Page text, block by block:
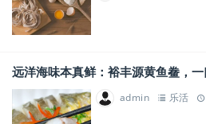
远洋海味本真鲜：裕丰源黄鱼鲞，
admin 乐活